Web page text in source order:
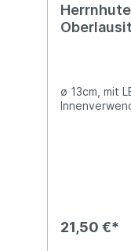
ø 13cm, mit
21,50 €*